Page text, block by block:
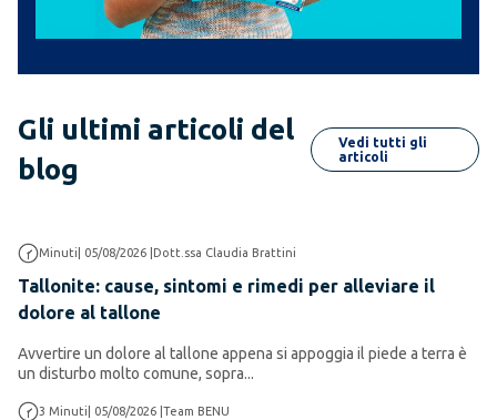
Gli ultimi articoli del
blog
Vedi tutti gli
articoli
Salute e Benessere
Minuti 05/08/2026 Dott.ssa Claudia Brattini
Tallonite: cause, sintomi e rimedi per alleviare il
dolore al tallone
Avvertire un dolore al tallone appena si appoggia il piede a terra è
un disturbo molto comune, sopra...
Salute e Benessere
3 Minuti 05/08/2026 Team BENU